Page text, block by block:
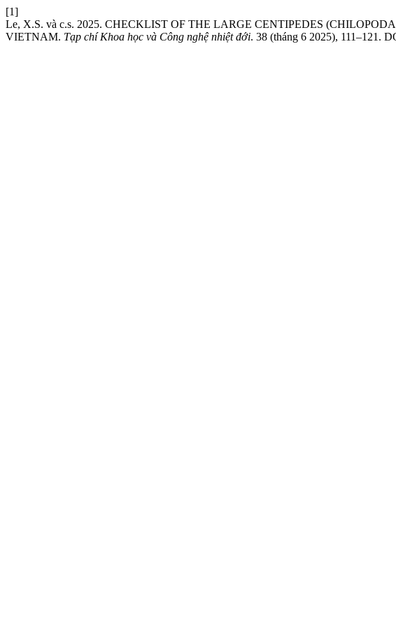
[1]
Le, X.S. và c.s. 2025. CHECKLIST OF THE LARGE CENTIPEDES
VIETNAM. Tạp chí Khoa học và Công nghệ nhiệt đới. 38 (tháng 6 2025), 111–121.